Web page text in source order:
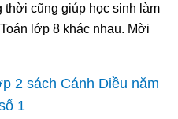
thời cũng giúp học sinh làm
lớp 8 khác nhau. Mời
2 sách Cánh Diều năm
1